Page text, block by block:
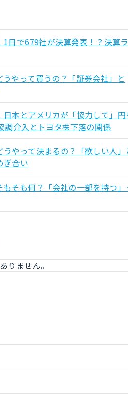
1日で679社が決算発表！？決算
うやって買うの？「証券会社」と
日本とアメリカが「協力して」円
調介入とトヨタ株下落の関係
うやって決まるの？「欲しい人」
ぎ合い
もそも何？「会社の一部を持つ」
りません。